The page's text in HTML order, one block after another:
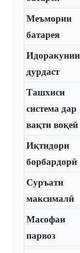
Меъмории
батарея
Идоракунии
дурдаст
Ташхиси
система дар
вақти воқеӣ
Иқтидори
борбардорӣ
Суръати
максималӣ
Масофаи
парвоз